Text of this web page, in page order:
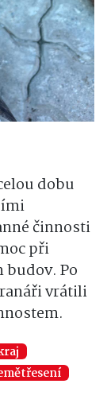
dobu
činnosti
při
Po
vrátili